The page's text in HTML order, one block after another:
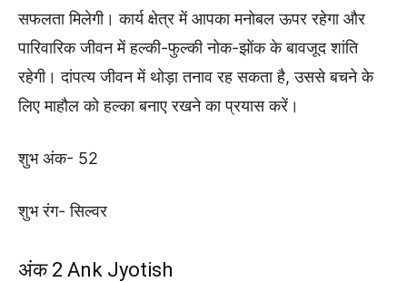
सफलता मिलेगी। कार्य क्षेत्र में आपका मनोबल ऊपर रहेगा और
पारिवारिक जीवन में हल्की-फुल्की नोक-झोंक के बावजूद शांति
रहेगी। दांपत्य जीवन में थोड़ा तनाव रह सकता है, उससे बचने के
लिए माहौल को हल्का बनाए रखने का प्रयास करें।
शुभ अंक- 52
शुभ रंग- सिल्वर
अंक 2 Ank Jyotish